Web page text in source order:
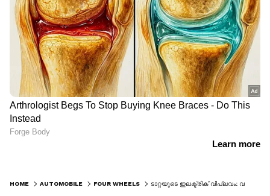
HOME AUTOMOBILE FOUR WHEELS